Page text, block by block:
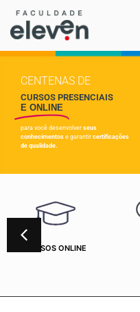
CENTENAS DE
CURSOS PRESENCIAIS
E ONLINE
para você desenvolver seus
conhecimentos e garantir certificações
de qualidade.
CURSOS ONLINE